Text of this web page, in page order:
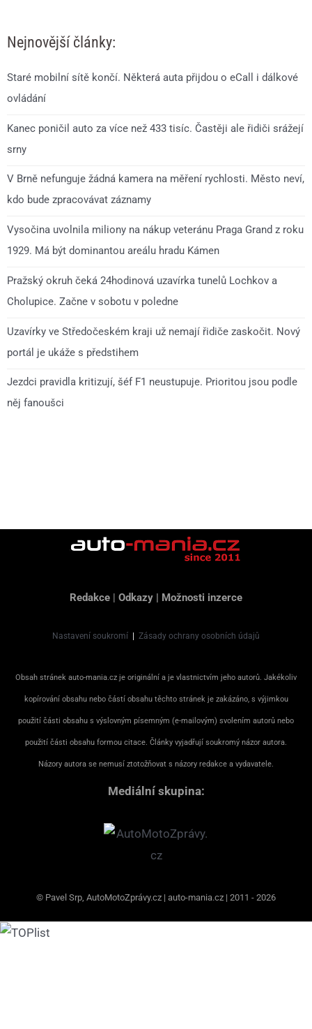
Nejnovější články:
Staré mobilní sítě končí. Některá auta přijdou o eCall i dálkové
ovládání
Kanec poničil auto za více než 433 tisíc. Častěji ale řidiči srážejí
srny
V Brně nefunguje žádná kamera na měření rychlosti. Město neví,
kdo bude zpracovávat záznamy
Vysočina uvolnila miliony na nákup veteránu Praga Grand z roku
1929. Má být dominantou areálu hradu Kámen
Pražský okruh čeká 24hodinová uzavírka tunelů Lochkov a
Cholupice. Začne v sobotu v poledne
Uzavírky ve Středočeském kraji už nemají řidiče zaskočit. Nový
portál je ukáže s předstihem
Jezdci pravidla kritizují, šéf F1 neustupuje. Prioritou jsou podle
něj fanoušci
Redakce | Odkazy | Možnosti inzerce
Nastavení soukromí Zásady ochrany osobních údajů
Obsah stránek auto-mania.cz je originální a je vlastnictvím jeho autorů. Jakékoliv
kopírování obsahu nebo částí obsahu těchto stránek je zakázáno, s výjimkou
použití části obsahu s výslovným písemným (e-mailovým) svolením autorů nebo
použití části obsahu formou citace. Články vyjadřují soukromý názor autora.
Názory autora se nemusí ztotožňovat s názory redakce a vydavatele.
Mediální skupina:
© Pavel Srp, AutoMotoZprávy.cz | auto-mania.cz | 2011 - 2026